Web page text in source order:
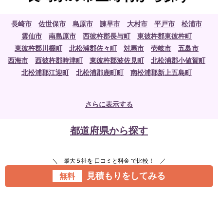
長崎市 佐世保市 島原市 諫早市 大村市 平戸市
松浦市
雲仙市
南島原市 西彼杵郡長与町
東彼杵郡東彼杵町
東彼杵郡川棚町
北松浦郡佐々町 対馬市 壱岐市
五島市
西海市
西彼杵郡時津町 東彼杵郡波佐見町
北松浦郡小値賀町
北松浦郡江迎町
北松浦郡鹿町町 南松浦郡新上五島町
さらに表示する
都道府県から探す
＼ 最大５社を 口コミと料金 で比較！ ／
無料 見積もりをしてみる